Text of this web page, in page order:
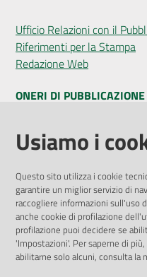
Ufficio Relazioni con il
Riferimenti per la Stampa
Redazione Web
ONERI DI PUBBLICAZIONE
Amministrazione
Pubblicità legale
Privacy Policy
Attuazione Misure PNRR
Liste di Attesa
ENTI, IMPRESE E
Usiamo i
Questo sito utilizza i cookie
garantire un miglior servizio di
raccogliere informazioni sull'uso
anche cookie di profilazione
profilazione puoi decidere se
'Impostazioni'. Per saperne di
abilitarne solo alcuni, consulta la